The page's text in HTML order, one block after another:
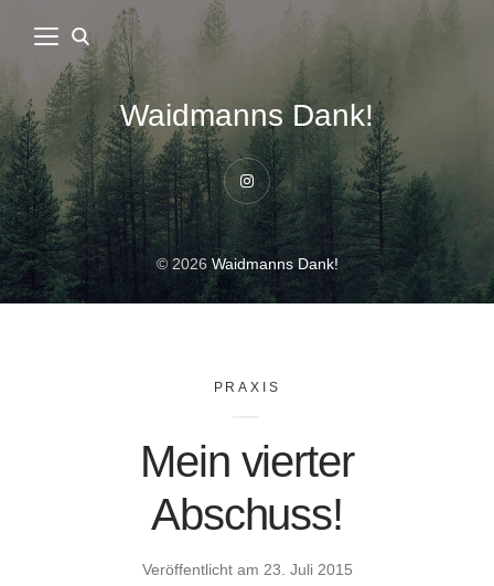
Waidmanns Dank!
Instagram
© 2026Waidmanns Dank!
PRAXIS
Mein vierter
Abschuss!
Veröffentlicht am 23. Juli 2015